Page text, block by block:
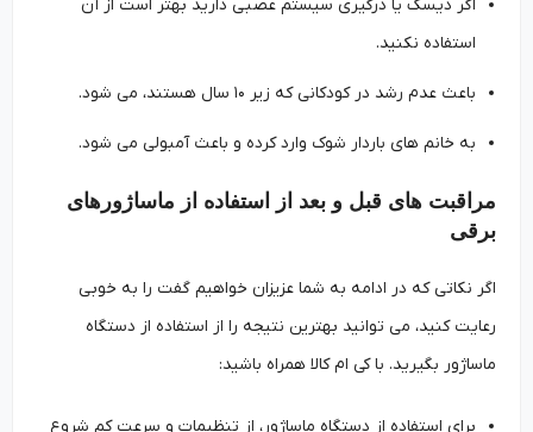
اگر دیسک یا درگیری سیستم عصبی دارید بهتر است از آن
استفاده نکنید.
باعث عدم رشد در کودکانی که زیر ۱۰ سال هستند، می شود.
به خانم های باردار شوک وارد کرده و باعث آمبولی می شود.
مراقبت های قبل و بعد از استفاده از ماساژورهای
برقی
اگر نکاتی که در ادامه به شما عزیزان خواهیم گفت را به خوبی
رعایت کنید، می توانید بهترین نتیجه را از استفاده از دستگاه
ماساژور بگیرید. با کی ام کالا همراه باشید:
برای استفاده از دستگاه ماساژور، از تنظیمات و سرعت کم شروع